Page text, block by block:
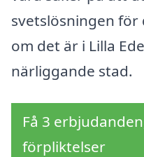
svetslösningen för
om det är i Lilla
närliggande stad.
Få 3
förpliktelser